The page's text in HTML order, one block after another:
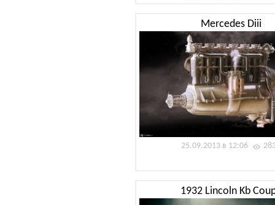
Mercedes Diii
25.09.2013 в 12:06
1932 Lincoln Kb